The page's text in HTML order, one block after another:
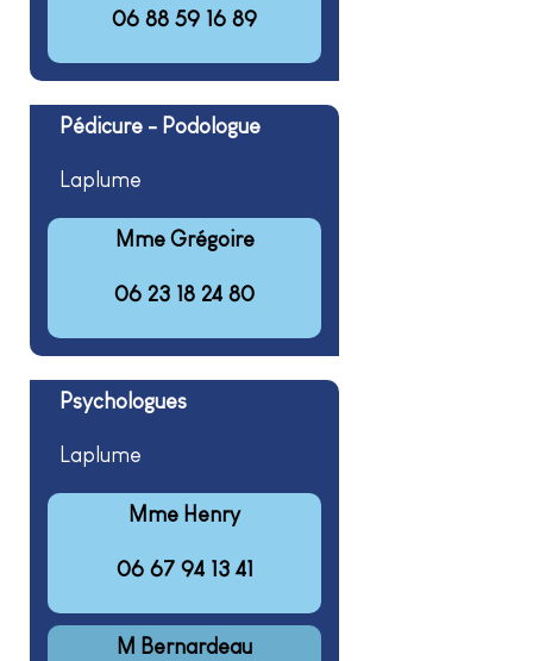
06 88 59 16 89
Pédicure - Podologue
Laplume
Mme Grégoire
06 23 18 24 80
Psychologues
Laplume
Mme Henry
06 67 94 13 41
M Bernardeau